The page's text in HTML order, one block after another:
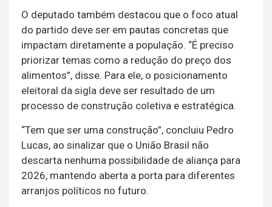
O deputado também destacou que o foco atual
do partido deve ser em pautas concretas que
impactam diretamente a população. “É preciso
priorizar temas como a redução do preço dos
alimentos”, disse. Para ele, o posicionamento
eleitoral da sigla deve ser resultado de um
processo de construção coletiva e estratégica.
“Tem que ser uma construção”, concluiu Pedro
Lucas, ao sinalizar que o União Brasil não
descarta nenhuma possibilidade de aliança para
2026, mantendo aberta a porta para diferentes
arranjos políticos no futuro.